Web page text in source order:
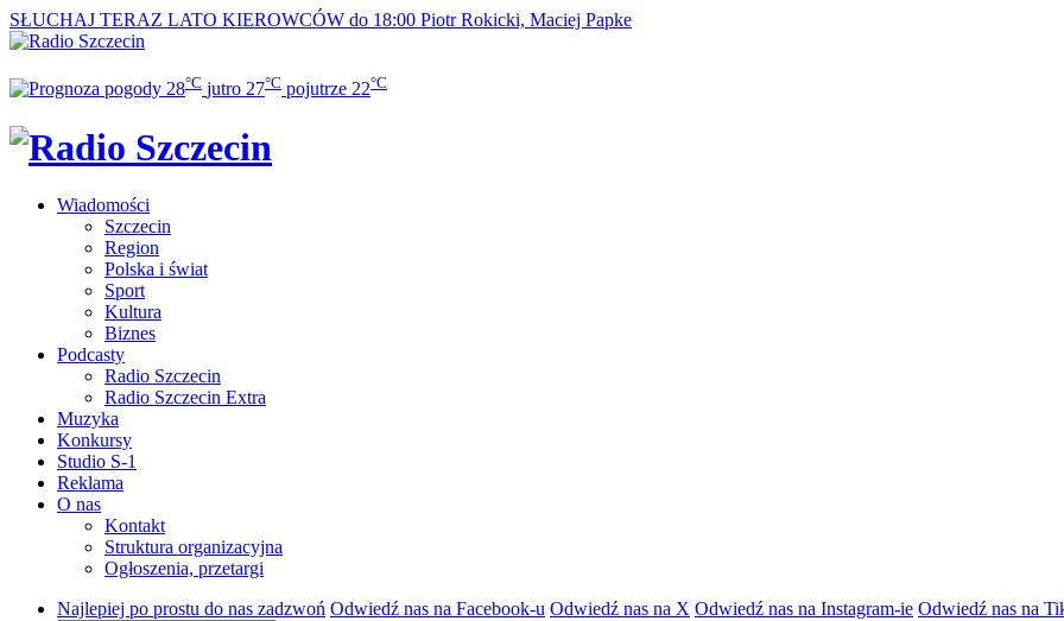
SŁUCHAJ TERAZ LATO KIEROWCÓW do 18:00 Piotr Rokicki, Maciej Papke
28°C jutro 27°C pojutrze 22°C
Wiadomości
Szczecin
Region
Polska i świat
Sport
Kultura
Biznes
Podcasty
Radio Szczecin
Radio Szczecin Extra
Muzyka
Konkursy
Studio S-1
Reklama
O nas
Kontakt
Struktura organizacyjna
Ogłoszenia, przetargi
Najlepiej po prostu do nas zadzwoń Odwiedź nas na Facebook-u Odwiedź nas na X Odwiedź nas na Instagram-ie Odwiedź nas na